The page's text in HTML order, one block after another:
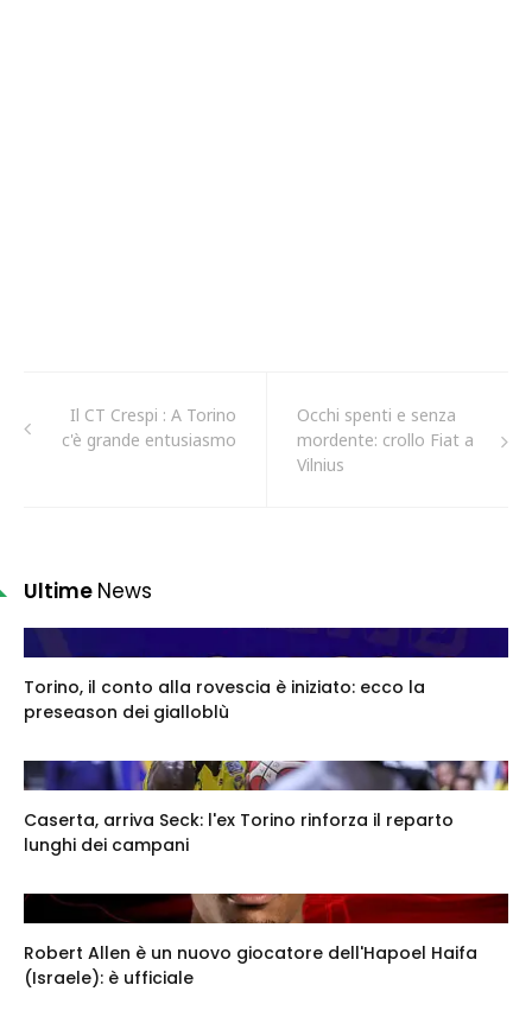
Il CT Crespi : A Torino
c'è grande entusiasmo
Occhi spenti e senza
mordente: crollo Fiat a
Vilnius
Ultime News
Torino, il conto alla rovescia è iniziato: ecco la
preseason dei gialloblù
Caserta, arriva Seck: l'ex Torino rinforza il reparto
lunghi dei campani
Robert Allen è un nuovo giocatore dell'Hapoel Haifa
(Israele): è ufficiale